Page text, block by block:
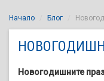
Начало Блог
Новогодишните